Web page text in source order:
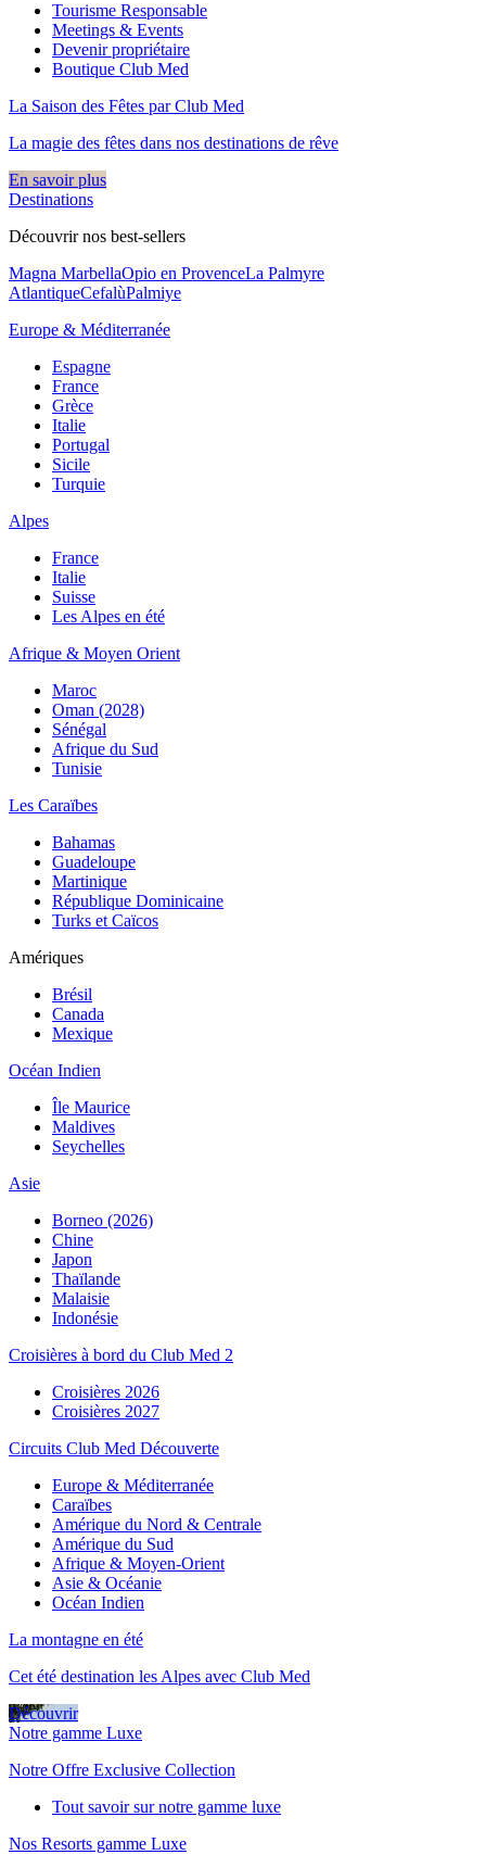
Tourisme Responsable
Meetings & Events
Devenir propriétaire
Boutique Club Med
La Saison des Fêtes par Club Med
La magie des fêtes dans nos destinations de rêve​
En savoir plus
Destinations
Découvrir nos best-sellers
Magna MarbellaOpio en ProvenceLa Palmyre
AtlantiqueCefalùPalmiye
Europe & Méditerranée
Espagne
France
Grèce
Italie
Portugal
Sicile
Turquie
Alpes
France
Italie
Suisse
Les Alpes en été
Afrique & Moyen Orient
Maroc
Oman (2028)
Sénégal
Afrique du Sud
Tunisie
Les Caraïbes
Bahamas
Guadeloupe
Martinique
République Dominicaine
Turks et Caïcos
Amériques
Brésil
Canada
Mexique
Océan Indien
Île Maurice
Maldives
Seychelles
Asie
Borneo (2026)
Chine
Japon
Thaïlande
Malaisie
Indonésie
Croisières à bord du Club Med 2
Croisières 2026
Croisières 2027
Circuits Club Med Découverte
Europe & Méditerranée
Caraïbes
Amérique du Nord & Centrale
Amérique du Sud
Afrique & Moyen-Orient
Asie & Océanie
Océan Indien
La montagne en été
Cet été destination les Alpes avec Club Med
Découvrir
Notre gamme Luxe
Notre Offre Exclusive Collection
Tout savoir sur notre gamme luxe
Nos Resorts gamme Luxe